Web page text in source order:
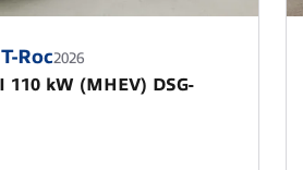
Roc2026
110 kW (MHEV) DSG-